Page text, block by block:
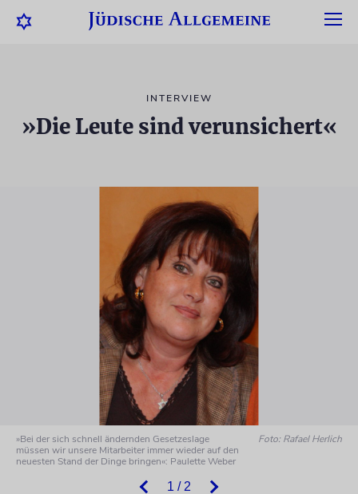
INTERVIEW
»Die Leute sind verunsichert«
1 / 2
»Bei der sich schnell ändernden Gesetzeslage
müssen wir unsere Mitarbeiter immer wieder auf den
neuesten Stand der Dinge bringen«: Paulette Weber
Foto: Rafael Herlich